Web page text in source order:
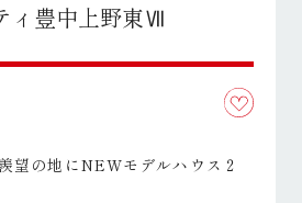
ィ豊中上野東Ⅶ
望の地にNEWモデルハウス２